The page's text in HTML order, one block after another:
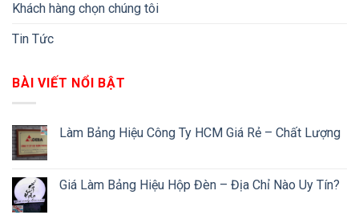
Khách hàng chọn chúng tôi
Tin Tức
BÀI VIẾT NỔI BẬT
Làm Bảng Hiệu Công Ty HCM Giá Rẻ – Chất Lượng
Giá Làm Bảng Hiệu Hộp Đèn – Địa Chỉ Nào Uy Tín?